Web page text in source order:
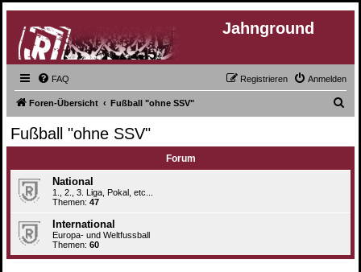
Jahnground
FAQ Anmelden
Registrieren
Foren-Übersicht Fußball "ohne SSV"
Fußball "ohne SSV"
Forum
National
1., 2., 3. Liga, Pokal, etc...
Themen: 47
International
Europa- und Weltfussball
Themen: 60